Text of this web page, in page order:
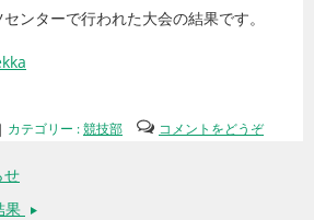
ンターで行われた大会の結果です。
カテゴリー :競技部 コメントをどうぞ
せ
果